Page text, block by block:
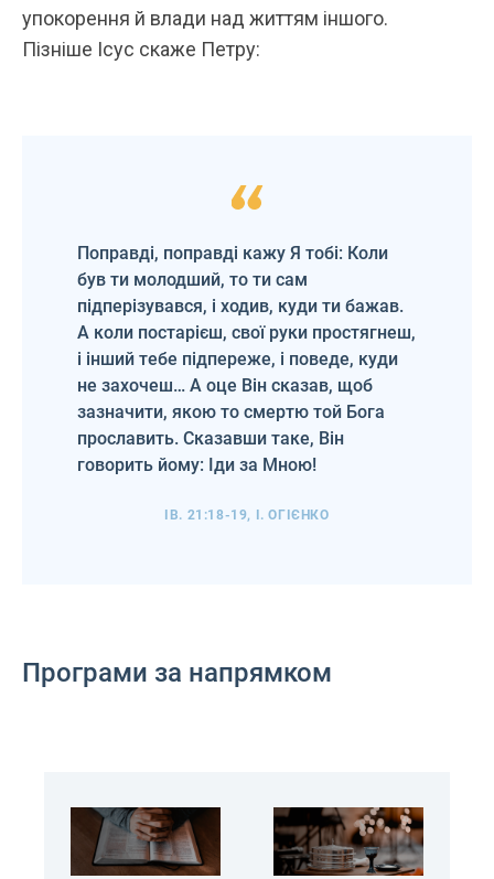
упокорення й влади над життям іншого.
Пізніше Ісус скаже Петру:
Поправді, поправді кажу Я тобі: Коли
був ти молодший, то ти сам
підперізувався, і ходив, куди ти бажав.
А коли постарієш, свої руки простягнеш,
і інший тебе підпереже, і поведе, куди
не захочеш… А оце Він сказав, щоб
зазначити, якою то смертю той Бога
прославить. Сказавши таке, Він
говорить йому: Іди за Мною!
ІВ. 21:18-19, І. ОГІЄНКО
Програми за напрямком